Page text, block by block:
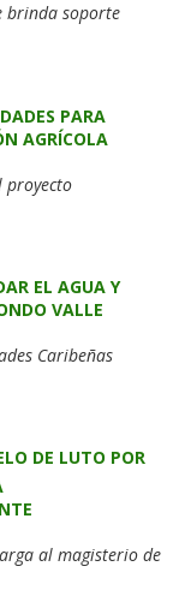
brinda soporte
PARA
AGRÍCOLA
proyecto
EL AGUA Y
VALLE
Caribeñas
DE LUTO POR
al magisterio de